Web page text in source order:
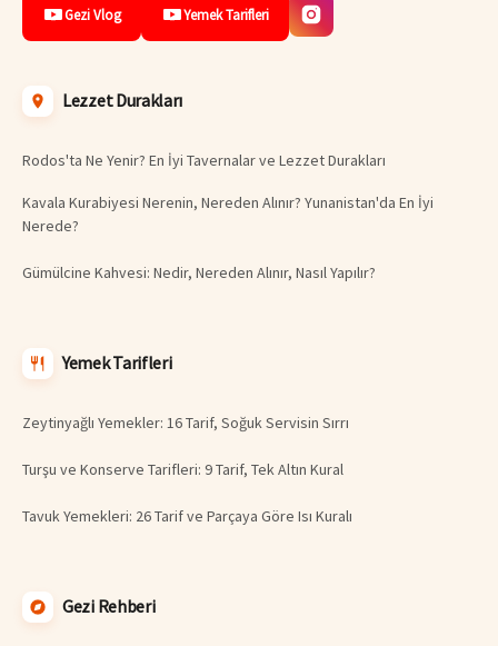
Gezi Vlog Yemek Tarifleri
Lezzet Durakları
Rodos'ta Ne Yenir? En İyi Tavernalar ve Lezzet Durakları
Kavala Kurabiyesi Nerenin, Nereden Alınır? Yunanistan'da En İyi
Nerede?
Gümülcine Kahvesi: Nedir, Nereden Alınır, Nasıl Yapılır?
Yemek Tarifleri
Zeytinyağlı Yemekler: 16 Tarif, Soğuk Servisin Sırrı
Turşu ve Konserve Tarifleri: 9 Tarif, Tek Altın Kural
Tavuk Yemekleri: 26 Tarif ve Parçaya Göre Isı Kuralı
Gezi Rehberi